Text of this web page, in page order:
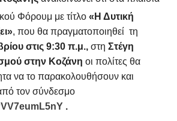
Φόρουμ με τίτλο «Η Δυτική
», που θα πραγματοποιηθεί τη
στις 9:30 π.μ., στη Στέγη
στην Κοζάνη οι πολίτες θα
να το παρακολουθήσουν και
τον σύνδεσμο
.